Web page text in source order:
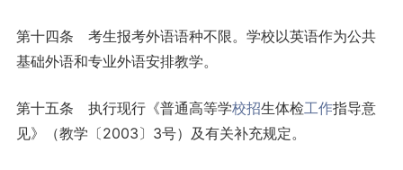
第十四条 考生报考外语语种不限。学校以英语作为公共
基础外语和专业外语安排教学。
第十五条 执行现行《普通高等学校招生体检工作指导意
见》（教学〔2003〕3号）及有关补充规定。